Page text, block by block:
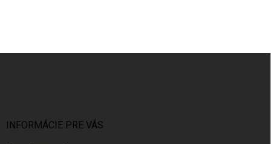
INFORMÁCIE PRE VÁS